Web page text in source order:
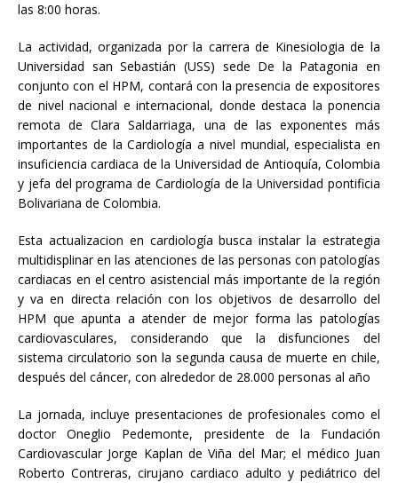
las 8:00 horas.
La actividad, organizada por la carrera de Kinesiologia de la
Universidad san Sebastián (USS) sede De la Patagonia en
conjunto con el HPM, contará con la presencia de expositores
de nivel nacional e internacional, donde destaca la ponencia
remota de Clara Saldarriaga, una de las exponentes más
importantes de la Cardiología a nivel mundial, especialista en
insuficiencia cardiaca de la Universidad de Antioquía, Colombia
y jefa del programa de Cardiología de la Universidad pontificia
Bolivariana de Colombia.
Esta actualizacion en cardiología busca instalar la estrategia
multidisplinar en las atenciones de las personas con patologías
cardiacas en el centro asistencial más importante de la región
y va en directa relación con los objetivos de desarrollo del
HPM que apunta a atender de mejor forma las patologías
cardiovasculares, considerando que la disfunciones del
sistema circulatorio son la segunda causa de muerte en chile,
después del cáncer, con alrededor de 28.000 personas al año
La jornada, incluye presentaciones de profesionales como el
doctor Oneglio Pedemonte, presidente de la Fundación
Cardiovascular Jorge Kaplan de Viña del Mar; el médico Juan
Roberto Contreras, cirujano cardiaco adulto y pediátrico del